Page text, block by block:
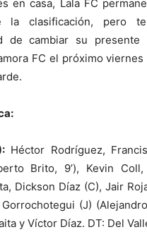
en casa, Lala FC
la clasificación, pero
de cambiar su presente
FC el próximo
Héctor Rodríguez,
Brito, 9’), Kevin Coll,
Dickson Díaz (C), Jair
Gorrochotegui (J)
y Víctor Díaz. DT: Del